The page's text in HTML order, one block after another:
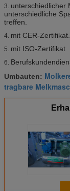
3. unterschiedlicher
unterschiedliche
treffen.
4. mit CER-Zertifikat.
5. mit ISO-Zertifikat
6.
Umbauten:
tragbare